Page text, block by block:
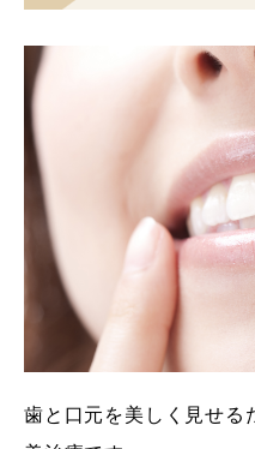
歯と口元を美しく見せる